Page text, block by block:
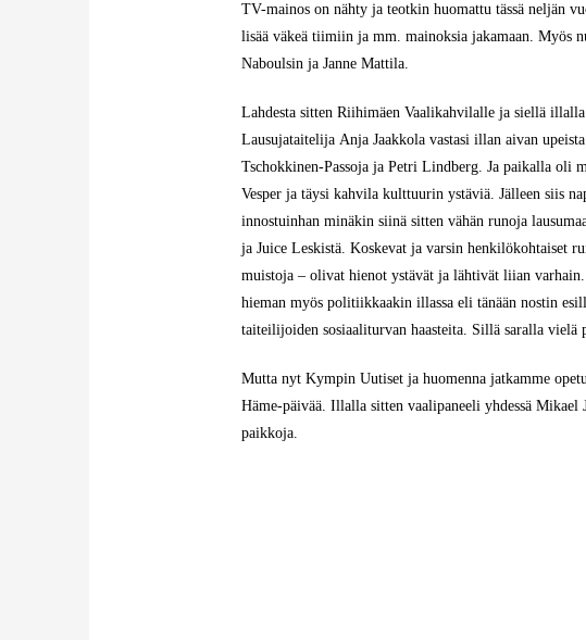
TV-mainos on nähty ja teotkin huomattu tässä neljän
lisää väkeä tiimiin ja mm. mainoksia jakamaan. Myös
Naboulsin ja Janne Mattila.
Lahdesta sitten Riihimäen Vaalikahvilalle ja siellä
Lausujataitelija Anja Jaakkola vastasi illan aivan
Tschokkinen-Passoja ja Petri Lindberg. Ja paikalla oli
Vesper ja täysi kahvila kulttuurin ystäviä. Jälleen siis
innostuinhan minäkin siinä sitten vähän runoja
ja Juice Leskistä. Koskevat ja varsin henkilökohtaiset
muistoja – olivat hienot ystävät ja lähtivät liian
hieman myös politiikkaakin illassa eli tänään nostin
taiteilijoiden sosiaaliturvan haasteita. Sillä saralla vielä
Mutta nyt Kympin Uutiset ja huomenna jatkamme
Häme-päivää. Illalla sitten vaalipaneeli yhdessä Mikael
paikkoja.